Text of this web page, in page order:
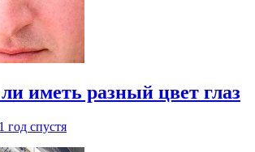
иметь разный цвет глаз
1 год спустя